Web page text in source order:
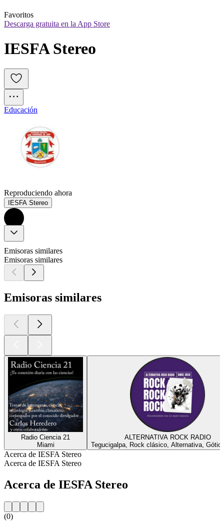
Favoritos
Descarga gratuita en la App Store
IESFA Stereo
Educación
Reproduciendo ahora
IESFA Stereo
Emisoras similares
Emisoras similares
Emisoras similares
Radio Ciencia 21
Miami
ALTERNATIVA ROCK RADIO
Tegucigalpa, Rock clásico, Alternativa,
Acerca de IESFA Stereo
Acerca de IESFA Stereo
Acerca de IESFA Stereo
(0)